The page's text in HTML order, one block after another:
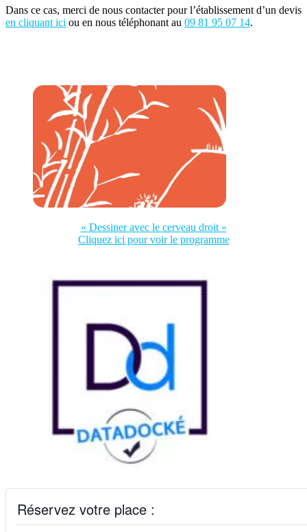
Dans ce cas, merci de nous contacter pour l’établissement d’un devis
en cliquant ici ou en nous téléphonant au 09 81 95 07 14.
« Dessiner avec le cerveau droit »
Cliquez ici pour voir le programme
Réservez votre place :